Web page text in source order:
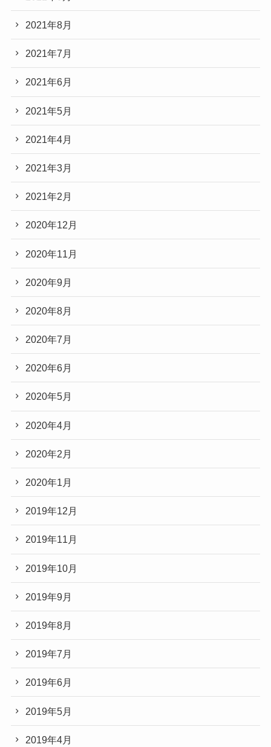
2021年8月
2021年7月
2021年6月
2021年5月
2021年4月
2021年3月
2021年2月
2020年12月
2020年11月
2020年9月
2020年8月
2020年7月
2020年6月
2020年5月
2020年4月
2020年2月
2020年1月
2019年12月
2019年11月
2019年10月
2019年9月
2019年8月
2019年7月
2019年6月
2019年5月
2019年4月